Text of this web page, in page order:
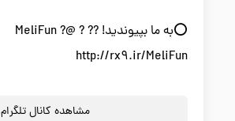
⭕️به ما بپیوندید! ?? ? @MeliFun ?
http://rx9.ir/MeliFun
مشاهده کانال تلگرام